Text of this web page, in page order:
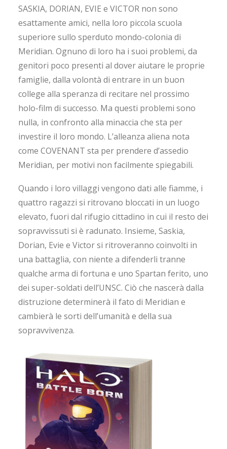
SASKIA, DORIAN, EVIE e VICTOR non sono
esattamente amici, nella loro piccola scuola
superiore sullo sperduto mondo-colonia di
Meridian. Ognuno di loro ha i suoi problemi, da
genitori poco presenti al dover aiutare le proprie
famiglie, dalla volontà di entrare in un buon
college alla speranza di recitare nel prossimo
holo-film di successo. Ma questi problemi sono
nulla, in confronto alla minaccia che sta per
investire il loro mondo. L’alleanza aliena nota
come COVENANT sta per prendere d’assedio
Meridian, per motivi non facilmente spiegabili.
Quando i loro villaggi vengono dati alle fiamme, i
quattro ragazzi si ritrovano bloccati in un luogo
elevato, fuori dal rifugio cittadino in cui il resto dei
sopravvissuti si è radunato. Insieme, Saskia,
Dorian, Evie e Victor si ritroveranno coinvolti in
una battaglia, con niente a difenderli tranne
qualche arma di fortuna e uno Spartan ferito, uno
dei super-soldati dell’UNSC. Ciò che nascerà dalla
distruzione determinerà il fato di Meridian e
cambierà le sorti dell’umanità e della sua
sopravvivenza.